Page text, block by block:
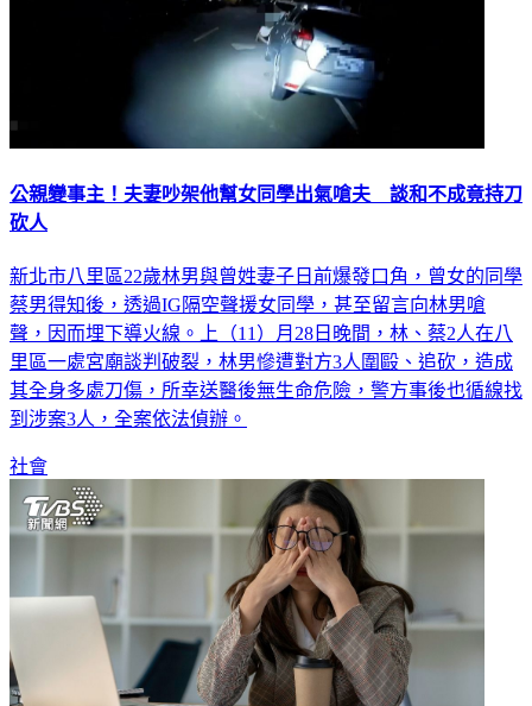
公親變事主！夫妻吵架他幫女同學出氣嗆夫 談和不成竟持刀
砍人
新北市八里區22歲林男與曾姓妻子日前爆發口角，曾女的同學
蔡男得知後，透過IG隔空聲援女同學，甚至留言向林男嗆
聲，因而埋下導火線。上（11）月28日晚間，林、蔡2人在八
里區一處宮廟談判破裂，林男慘遭對方3人圍毆、追砍，造成
其全身多處刀傷，所幸送醫後無生命危險，警方事後也循線找
到涉案3人，全案依法偵辦。
社會